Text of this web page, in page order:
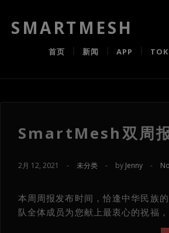
SMARTMESH
首页 新闻 APP
SmartMesh双周
2月 12, 2021 - 未分类 - by Jenny -
本周周报发布时间，恰逢中华民族
队全体成员为您献上最衷心的祝福